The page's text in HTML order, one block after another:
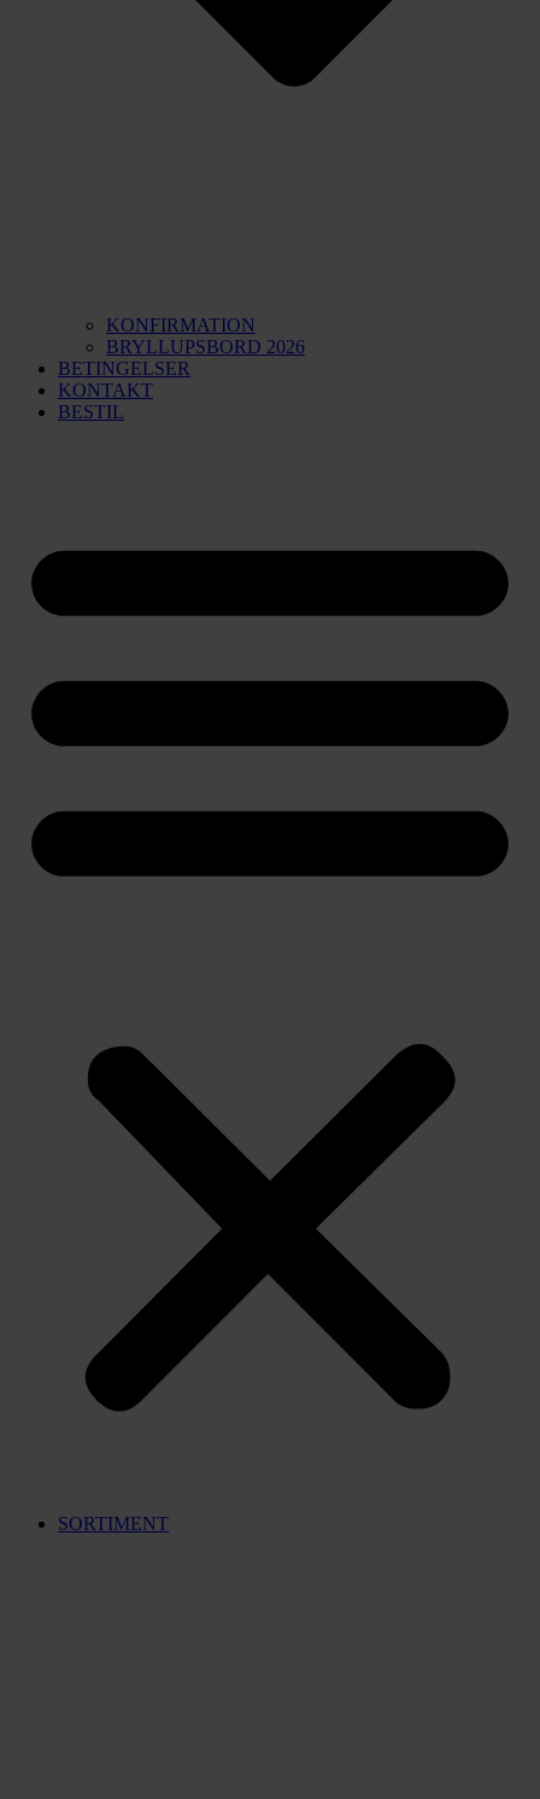
KONFIRMATION
BRYLLUPSBORD 2026
BETINGELSER
KONTAKT
BESTIL
SORTIMENT